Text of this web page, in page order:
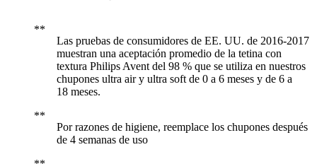
Las pruebas de consumidores de EE. UU. de 2016-2017
muestran una aceptación promedio de la tetina con
textura Philips Avent del 98 % que se utiliza en nuestros
chupones ultra air y ultra soft de 0 a 6 meses y de 6 a
18 meses.
Por razones de higiene, reemplace los chupones después
de 4 semanas de uso